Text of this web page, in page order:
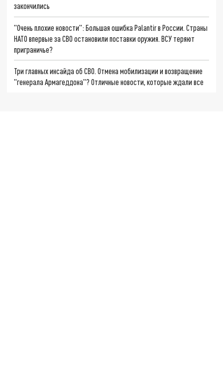
закончились
"Очень плохие новости": Большая ошибка Palantir в России. Страны
НАТО впервые за СВО остановили поставки оружия. ВСУ теряют
приграничье?
Три главных инсайда об СВО. Отмена мобилизации и возвращение
"генерала Армагеддона"? Отличные новости, которые ждали все